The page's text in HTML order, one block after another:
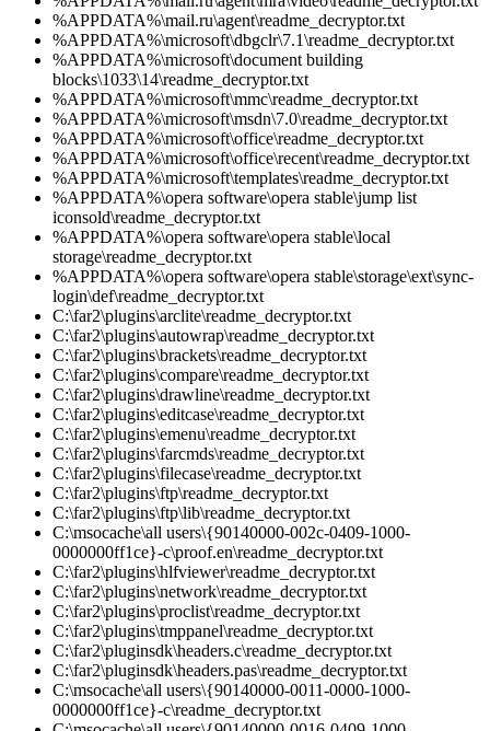
%APPDATA%\mail.ru\agent\readme_decryptor.txt
%APPDATA%\microsoft\dbgclr\7.1\readme_decryptor.txt
%APPDATA%\microsoft\document building
blocks\1033\14\readme_decryptor.txt
%APPDATA%\microsoft\mmc\readme_decryptor.txt
%APPDATA%\microsoft\msdn\7.0\readme_decryptor.txt
%APPDATA%\microsoft\office\readme_decryptor.txt
%APPDATA%\microsoft\office\recent\readme_decryptor.txt
%APPDATA%\microsoft\templates\readme_decryptor.txt
%APPDATA%\opera software\opera stable\jump list
iconsold\readme_decryptor.txt
%APPDATA%\opera software\opera stable\local
storage\readme_decryptor.txt
%APPDATA%\opera software\opera stable\storage\ext\sync-
login\def\readme_decryptor.txt
C:\far2\plugins\arclite\readme_decryptor.txt
C:\far2\plugins\autowrap\readme_decryptor.txt
C:\far2\plugins\brackets\readme_decryptor.txt
C:\far2\plugins\compare\readme_decryptor.txt
C:\far2\plugins\drawline\readme_decryptor.txt
C:\far2\plugins\editcase\readme_decryptor.txt
C:\far2\plugins\emenu\readme_decryptor.txt
C:\far2\plugins\farcmds\readme_decryptor.txt
C:\far2\plugins\filecase\readme_decryptor.txt
C:\far2\plugins\ftp\readme_decryptor.txt
C:\far2\plugins\ftp\lib\readme_decryptor.txt
C:\msocache\all users\{90140000-002c-0409-1000-
0000000ff1ce}-c\proof.en\readme_decryptor.txt
C:\far2\plugins\hlfviewer\readme_decryptor.txt
C:\far2\plugins\network\readme_decryptor.txt
C:\far2\plugins\proclist\readme_decryptor.txt
C:\far2\plugins\tmppanel\readme_decryptor.txt
C:\far2\pluginsdk\headers.c\readme_decryptor.txt
C:\far2\pluginsdk\headers.pas\readme_decryptor.txt
C:\msocache\all users\{90140000-0011-0000-1000-
0000000ff1ce}-c\readme_decryptor.txt